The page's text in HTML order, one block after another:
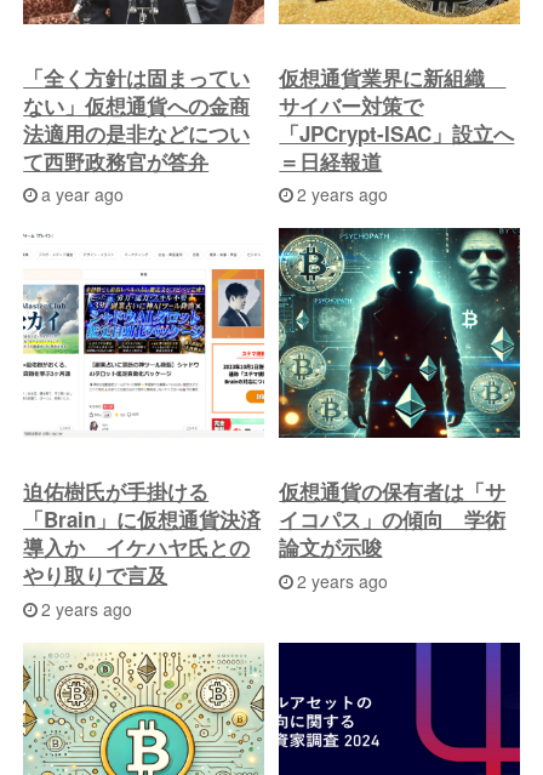
へ
「全く方針は固まってい
ない」仮想通貨への金商
法適用の是非などについ
て西野政務官が答弁
a year ago
仮想通貨業界に新組織
サイバー対策で
「JPCrypt-ISAC」設立へ
＝日経報道
2 years ago
迫佑樹氏が手掛ける
「Brain」に仮想通貨決済
導入か イケハヤ氏との
やり取りで言及
2 years ago
仮想通貨の保有者は「サ
イコパス」の傾向 学術
論文が示唆
2 years ago